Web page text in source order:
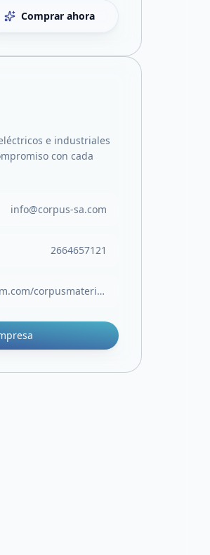
Comprar ahora
e industriales
con cada
info@corpus-sa.com
2664657121
https://www.instagram.com/corpusmateriales/